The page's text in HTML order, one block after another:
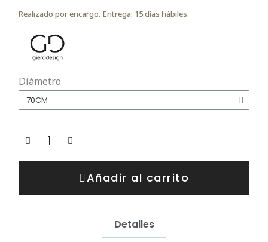
Realizado por encargo. Entrega: 15 días hábiles.
Diámetro
Añadir al carrito
Detalles